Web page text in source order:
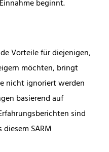
beginnt.
Vorteile für diejenigen,
möchten, bringt
nicht ignoriert werden
basierend auf
sind
SARM